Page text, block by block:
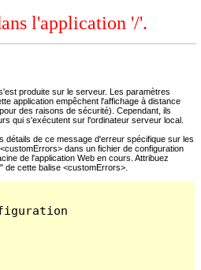
l'application '/'.
produite sur le serveur. Les paramètres
application empêchent l'affichage à distance
des raisons de sécurité). Cependant, ils
qui s'exécutent sur l'ordinateur serveur local.
détails de ce message d'erreur spécifique sur les
dans un fichier de configuration
de l'application Web en cours. Attribuez
de cette balise <customErrors>.